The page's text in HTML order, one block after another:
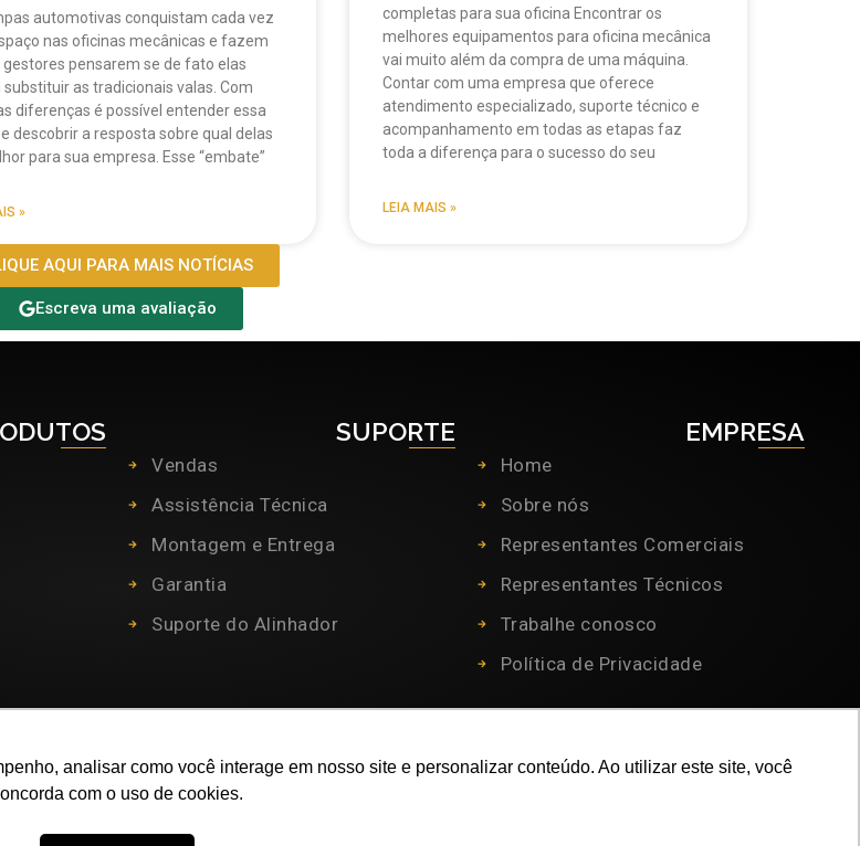
analisar como você interage em nosso site e personalizar conteúdo. Ao utilizar este site, você
com o uso de cookies.
automotivas conquistam cada vez
nas oficinas mecânicas e fazem
pensarem se de fato elas
as tradicionais valas. Com
diferenças é possível entender essa
descobrir a resposta sobre qual delas
para sua empresa. Esse “embate”
»
completas para sua oficina Encontrar os
melhores equipamentos para oficina mecânica
vai muito além da compra de uma máquina.
Contar com uma empresa que oferece
atendimento especializado, suporte técnico e
acompanhamento em todas as etapas faz
toda a diferença para o sucesso do seu
LEIA MAIS »
AQUI PARA MAIS NOTÍCIAS
Escreva uma avaliação
SUPORTE
Vendas
Assistência Técnica
Montagem e Entrega
Garantia
Suporte do Alinhador
EMPRESA
Home
Sobre nós
Representantes Comerciais
Representantes Técnicos
Trabalhe conosco
Política de Privacidade